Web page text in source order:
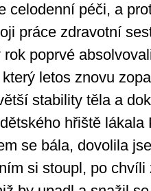
celodenní péči, a
práce zdravotní
poprvé
letos znovu
stability těla a
hřiště lákala
se bála, dovolila
si stoupl, po chvíli